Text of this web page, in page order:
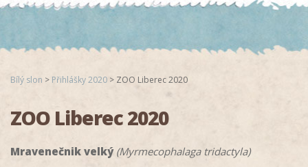
Bílý slon > Přihlášky 2020 > ZOO Liberec 2020
ZOO Liberec 2020
Mravenečnik velký (Myrmecophalaga tridactyla)